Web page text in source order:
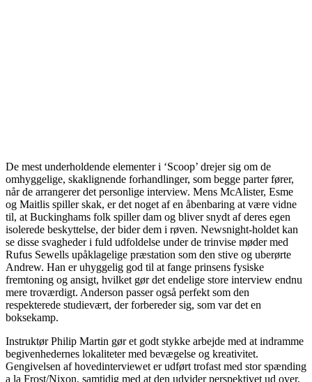
De mest underholdende elementer i ‘Scoop’ drejer sig om de
omhyggelige, skaklignende forhandlinger, som begge parter fører,
når de arrangerer det personlige interview. Mens McAlister, Esme
og Maitlis spiller skak, er det noget af en åbenbaring at være vidne
til, at Buckinghams folk spiller dam og bliver snydt af deres egen
isolerede beskyttelse, der bider dem i røven. Newsnight-holdet kan
se disse svagheder i fuld udfoldelse under de trinvise møder med
Rufus Sewells upåklagelige præstation som den stive og uberørte
Andrew. Han er uhyggelig god til at fange prinsens fysiske
fremtoning og ansigt, hvilket gør det endelige store interview endnu
mere troværdigt. Anderson passer også perfekt som den
respekterede studievært, der forbereder sig, som var det en
boksekamp.
Instruktør Philip Martin gør et godt stykke arbejde med at indramme
begivenhedernes lokaliteter med bevægelse og kreativitet.
Gengivelsen af hovedinterviewet er udført trofast med stor spænding
a la Frost/Nixon, samtidig med at den udvider perspektivet ud over,